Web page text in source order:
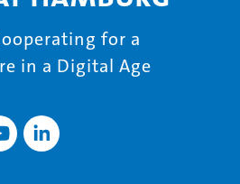
for a
in a Digital Age